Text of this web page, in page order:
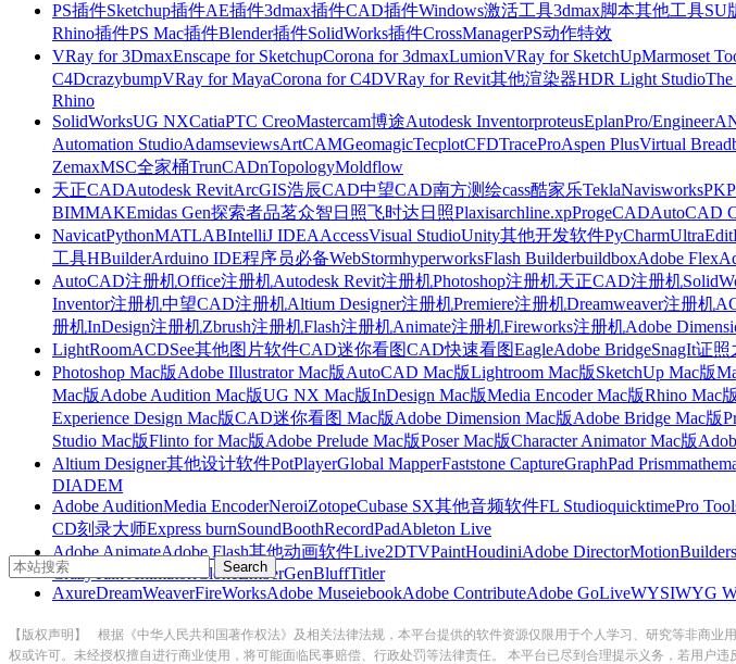
PS插件Sketchup插件AE插件3dmax插件CAD插件Windows激活工具3dmax脚本其他工具SU
Rhino插件PS Mac插件Blender插件SolidWorks插件CrossManagerPS动作特效
VRay for 3DmaxEnscape for SketchupCorona for 3dmaxLumionVRay for SketchUpMarmoset
C4DcrazybumpVRay for MayaCorona for C4DVRay for Revit其他渲染器HDR Light StudioThe
Rhino
SolidWorksUG NXCatiaPTC CreoMastercam博途Autodesk InventorproteusEplanPro/Engineer
Automation StudioAdamseviewsArtCAMGeomagicTecplotCFDTraceProAspen PlusVirtual
ZemaxMSC全家桶TrunCADnTopologyMoldflow
天正CADAutodesk RevitArcGIS浩辰CAD中望CAD南方测绘cass酷家乐TeklaNavisworks
BIMMAKEmidas Gen探索者品茗众智日照飞时达日照Plaxisarchline.xpProgeCADAutoCAD
NavicatPythonMATLABIntelliJ IDEAAccessVisual StudioUnity其他开发软件PyCharmUltraEdit
工具HBuilderArduino IDE程序员必备WebStormhyperworksFlash BuilderbuildboxAdobe Flex
AutoCAD注册机Office注册机Autodesk Revit注册机Photoshop注册机天正CAD注册机
Inventor注册机中望CAD注册机Altium Designer注册机Premiere注册机Dreamweaver注册机
册机InDesign注册机Zbrush注册机Flash注册机Animate注册机Fireworks注册机Adobe
LightRoomACDSee其他图片软件CAD迷你看图CAD快速看图EagleAdobe BridgeSnagIt证照
Photoshop Mac版Adobe Illustrator Mac版AutoCAD Mac版Lightroom Mac版SketchUp Mac版
Mac版Adobe Audition Mac版UG NX Mac版InDesign Mac版Media Encoder Mac版Rhino Mac版
Experience Design Mac版CAD迷你看图 Mac版Adobe Dimension Mac版Adobe Bridge Mac版
Studio Mac版Flinto for Mac版Adobe Prelude Mac版Poser Mac版Character Animator Mac版
Altium Designer其他设计软件PotPlayerGlobal MapperFaststone CaptureGraphPad Prism
DIADEM
Adobe AuditionMedia EncoderNeroiZotopeCubase SX其他音频软件FL StudioquicktimePro
CD刻录大师Express burnSoundBoothRecordPadAbleton Live
Adobe AnimateAdobe Flash其他动画软件Live2DTVPaintHoudiniAdobe DirectorMotionBuilder
CrazyTalk AnimatoriCloneEmberGenBluffTitler
AxureDreamWeaverFireWorksAdobe MuseiebookAdobe ContributeAdobe GoLiveWYSIWYG
【版权声明】
根据《中华人民共和国著作权法》及相关法律法规，本平台提供的软件资源仅限用于个人学习、研究等非商
权或许可。未经授权擅自进行商业使用，将可能面临民事赔偿、行政处罚等法律责任。 本平台已尽到合理提示义务，若用